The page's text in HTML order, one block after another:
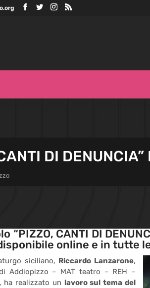
DI
“PIZZO, CANTI DI
online e in tutte
siciliano, Riccardo Lanzarone,
Addiopizzo – MAT teatro – REH –
ha realizzato un lavoro sul tema del